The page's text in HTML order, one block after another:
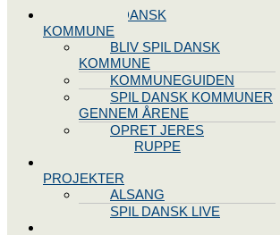
BLIV SPIL DANSK
KOMMUNE
BLIV SPIL DANSK
KOMMUNE
KOMMUNEGUIDEN
SPIL DANSK KOMMUNER
GENNEM ÅRENE
OPRET JERES
STYREGRUPPE
PROJEKTER
ALSANG
SPIL DANSK LIVE